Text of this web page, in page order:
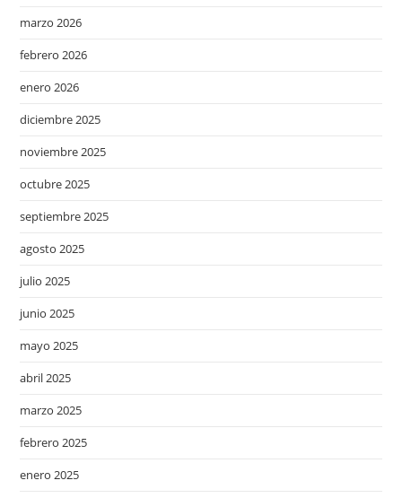
marzo 2026
febrero 2026
enero 2026
diciembre 2025
noviembre 2025
octubre 2025
septiembre 2025
agosto 2025
julio 2025
junio 2025
mayo 2025
abril 2025
marzo 2025
febrero 2025
enero 2025